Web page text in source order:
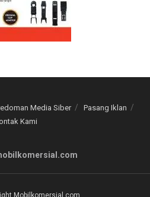
Media Siber
Pasang Iklan
Kami
Mobilkomersial.com